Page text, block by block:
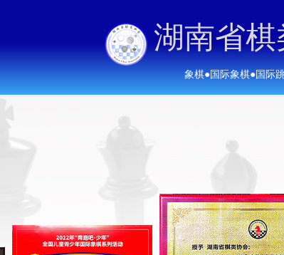
象棋●国际象棋●国际
湖南省棋